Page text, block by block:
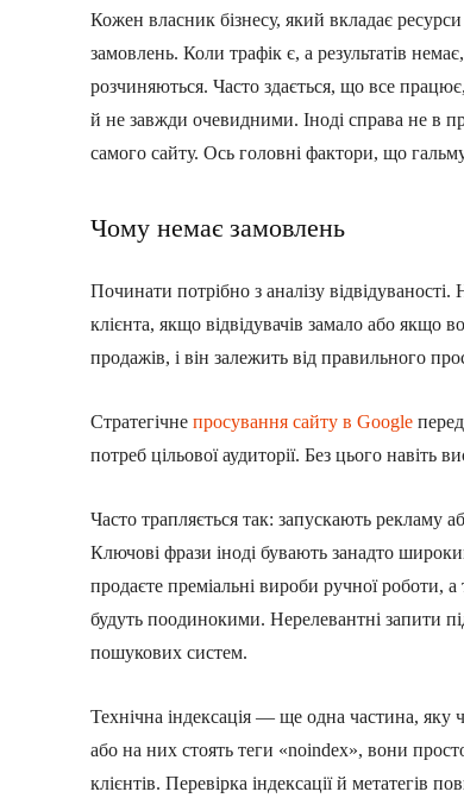
Кожен власник бізнесу, який вкладає
замовлень. Коли трафік є, а результатів
розчиняються. Часто здається, що все
й не завжди очевидними. Іноді справа не в
самого сайту. Ось головні фактори, що
Чому немає замовлень
Починати потрібно з аналізу
клієнта, якщо відвідувачів замало або якщо
продажів, і він залежить від правильного
Стратегічне просування сайту в Google
потреб цільової аудиторії. Без цього навіть
Часто трапляється так: запускають рекламу
Ключові фрази іноді бувають занадто
продаєте преміальні вироби ручної роботи,
будуть поодинокими. Нерелевантні запити
пошукових систем.
Технічна індексація — ще одна частина, яку
або на них стоять теги «noindex», вони
клієнтів. Перевірка індексації й метатегів